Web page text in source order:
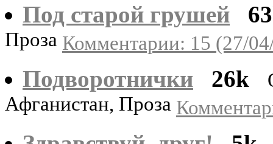
Под старой грушей
Проза Комментарии: 15 (27/
Подворотнички 26k
Афганистан, Проза